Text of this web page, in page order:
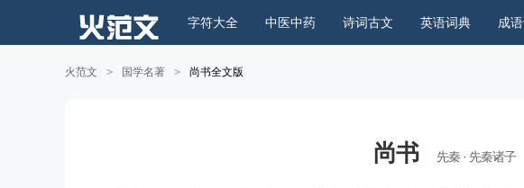
成
英语词典
诗词古文
中医中药
字符大全
火范文 > 国学名著 > 尚书全文版
尚书 先秦 · 先秦诸子